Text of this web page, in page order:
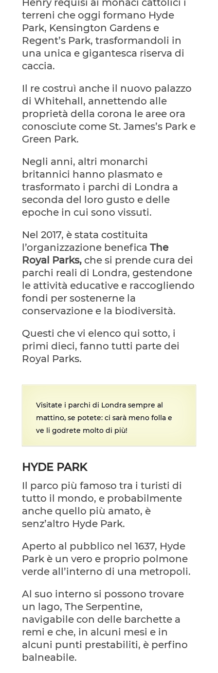
Henry requisì ai monaci cattolici i
terreni che oggi formano Hyde
Park, Kensington Gardens e
Regent’s Park, trasformandoli in
una unica e gigantesca riserva di
caccia.
Il re costruì anche il nuovo palazzo
di Whitehall, annettendo alle
proprietà della corona le aree ora
conosciute come St. James’s Park e
Green Park.
Negli anni, altri monarchi
britannici hanno plasmato e
trasformato i parchi di Londra a
seconda del loro gusto e delle
epoche in cui sono vissuti.
Nel 2017, è stata costituita
l’organizzazione benefica The
Royal Parks,che si prende cura dei
parchi reali di Londra, gestendone
le attività educative e raccogliendo
fondi per sostenerne la
conservazione e la biodiversità.
Questi che vi elenco qui sotto, i
primi dieci, fanno tutti parte dei
Royal Parks.
Visitate i parchi di Londra sempre al
mattino, se potete: ci sarà meno folla e
ve li godrete molto di più!
HYDE PARK
Il parco più famoso tra i turisti di
tutto il mondo, e probabilmente
anche quello più amato, è
senz’altro Hyde Park.
Aperto al pubblico nel 1637, Hyde
Park è un vero e proprio polmone
verde all’interno di una metropoli.
Al suo interno si possono trovare
un lago, The Serpentine,
navigabile con delle barchette a
remi e che, in alcuni mesi e in
alcuni punti prestabiliti, è perfino
balneabile.